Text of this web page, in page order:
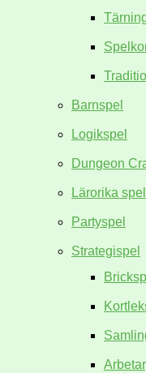
Barnspel
Logikspel
Dungeon
Lärorika spel
Partyspel
Strategispel